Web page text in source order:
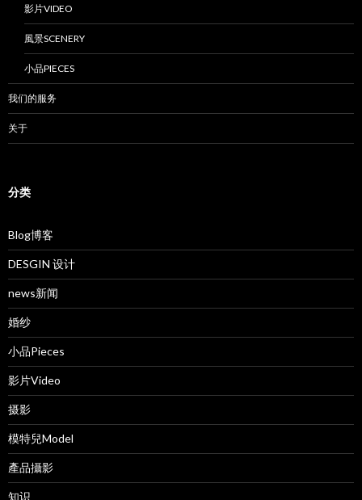
影片VIDEO
風景SCENERY
小品PIECES
我们的服务
关于
分类
Blog博客
DESGIN 设计
news新闻
婚纱
小品Pieces
影片Video
摄影
模特兒Model
產品攝影
知识